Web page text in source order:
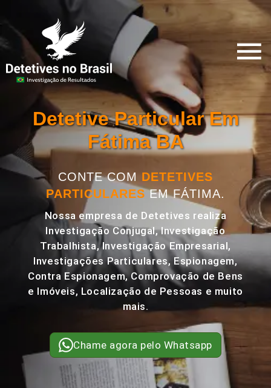
Detetive Particular Em
Fátima BA
CONTE COM DETETIVES
PARTICULARESEM FÁTIMA.
Nossa empresa de Detetives realiza
Investigação Conjugal, Investigação
Trabalhista, Investigação Empresarial,
Investigações Particulares, Espionagem,
Contra Espionagem, Comprovação de Bens
e Imóveis, Localização de Pessoas e muito
mais.
Chame agora pelo Whatsapp